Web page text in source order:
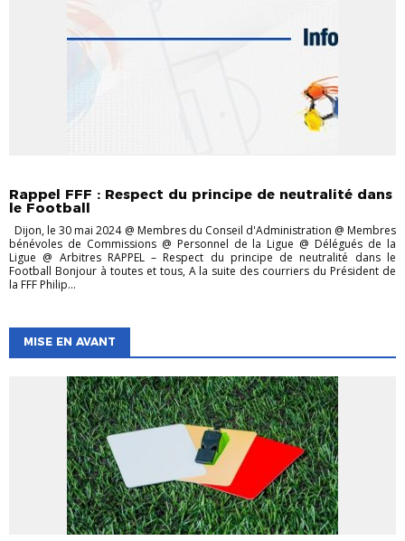
Rappel FFF : Respect du principe de neutralité dans
le Football
Dijon, le 30 mai 2024 @ Membres du Conseil d'Administration @ Membres
bénévoles de Commissions @ Personnel de la Ligue @ Délégués de la
Ligue @ Arbitres RAPPEL – Respect du principe de neutralité dans le
Football Bonjour à toutes et tous, A la suite des courriers du Président de
la FFF Philip...
MISE EN AVANT